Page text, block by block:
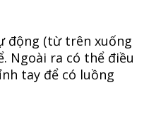
động (từ trên xuống
Ngoài ra có thể điều
tay để có luồng